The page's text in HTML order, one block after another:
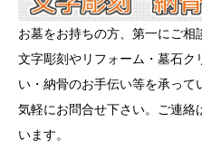
お墓をお持ちの方、第一にご相
文字彫刻やリフォーム・墓石ク
い・納骨のお手伝い等を承っ
気軽にお問合せ下さい。ご連絡
います。